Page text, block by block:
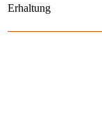
Erhaltung